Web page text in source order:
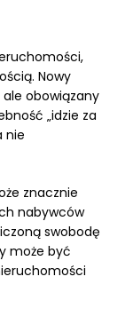
Nowy
obowiązany
„idzie za
nie
znacznie
nabywców
swobodę
może być